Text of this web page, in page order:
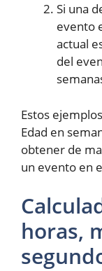
Si una
evento
actual
del
Estos
Edad en
obtener de
un evento en
horas,